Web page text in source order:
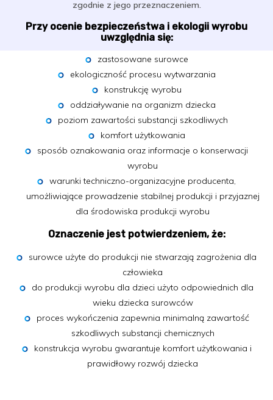
zgodnie z jego przeznaczeniem.
Przy ocenie bezpieczeństwa i ekologii wyrobu
uwzględnia się:
zastosowane surowce
ekologiczność procesu wytwarzania
konstrukcję wyrobu
oddziaływanie na organizm dziecka
poziom zawartości substancji szkodliwych
komfort użytkowania
sposób oznakowania oraz informacje o konserwacji
wyrobu
warunki techniczno-organizacyjne producenta,
umożliwiające prowadzenie stabilnej produkcji i przyjaznej
dla środowiska produkcji wyrobu
Oznaczenie jest potwierdzeniem, że:
surowce użyte do produkcji nie stwarzają zagrożenia dla
człowieka
do produkcji wyrobu dla dzieci użyto odpowiednich dla
wieku dziecka surowców
proces wykończenia zapewnia minimalną zawartość
szkodliwych substancji chemicznych
konstrukcja wyrobu gwarantuje komfort użytkowania i
prawidłowy rozwój dziecka